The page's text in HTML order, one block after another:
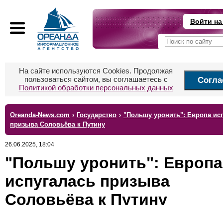
Войти
На сайте используются Cookies. Продолжая
пользоваться сайтом, вы соглашаетесь с
Политикой обработки персональных данных
Oreanda-News.com › Государство › "Польшу уронить": Европа
призыва Соловьёва к Путину
26.06.2025, 18:04
"Польшу уронить": Европа
испугалась призыва
Соловьёва к Путину